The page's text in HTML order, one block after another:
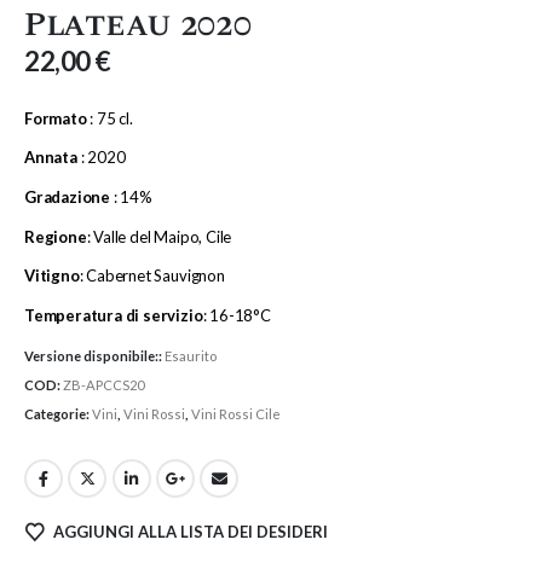
Plateau 2020
22,00€
Formato: 75 cl.
Annata: 2020
Gradazione : 14%
Regione: Valle del Maipo, Cile
Vitigno: Cabernet Sauvignon
Temperatura di servizio: 16-18°C
Versione disponibile:: Esaurito
COD:ZB-APCCS20
Categorie:Vini Vini Rossi Vini Rossi Cile
AGGIUNGI ALLA LISTA DEI DESIDERI